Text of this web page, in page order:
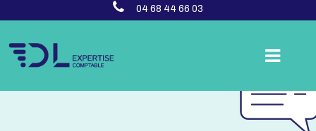
04 68 44 66 03